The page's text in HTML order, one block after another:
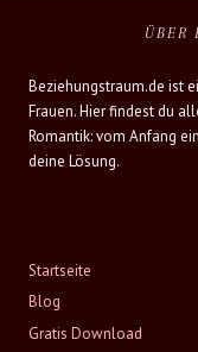
ÜBER
Beziehungstraum.de ist
Frauen. Hier findest du
Romantik: vom Anfang
deine Lösung.
Startseite
Blog
Gratis Download